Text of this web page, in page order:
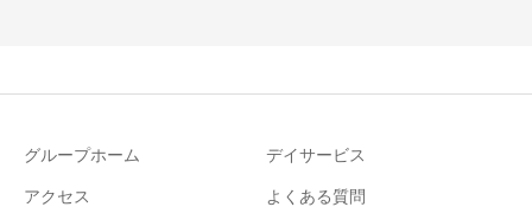
グループホーム デイサービス
アクセス よくある質問